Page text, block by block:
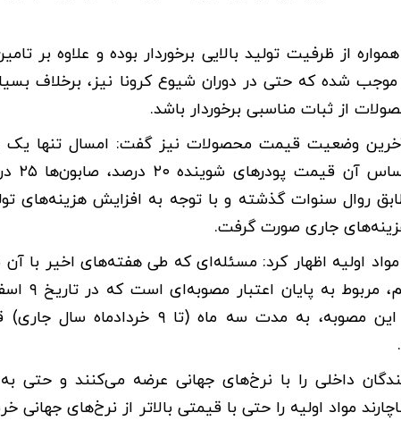
از ظرفیت تولید بالایی برخوردار بوده و علاوه بر
شده که حتی در دوران شیوع کرونا نیز، برخلاف
از ثبات مناسبی برخوردار باشد.
آخرین وضعیت قیمت محصولات نیز گفت: امسال تنها یک
افزایش قیمت در
نیز مطابق روال سنوات گذشته و با توجه به افزایش هزینه‌های
جاری صورت گرفت.
اولیه اظهار کرد: مسئله‌ای که طی هفته‌های اخیر با آن
شده‌ایم و تاکنون نیز پاسخی از بخش دولتی
سال گذشته از سوی دولت و شعام ابلاغ شد که بر اساس این مصوبه، به مدت سه ماه (تا ۹
داخلی را با نرخ‌های جهانی عرضه می‌کنند و حتی
مواد اولیه را حتی با قیمتی بالاتر از نرخ‌های جهانی